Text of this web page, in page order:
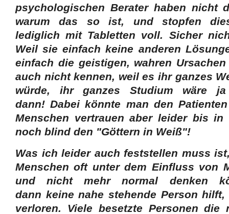
psychologischen Berater haben nicht
warum das so ist, und stopfen
lediglich mit Tabletten voll. Sicher
Weil sie einfach keine anderen
einfach die geistigen, wahren
auch nicht kennen, weil es ihr ganzes
würde, ihr ganzes Studium wäre ja
dann! Dabei könnte man den
Menschen vertrauen aber leider bis in
noch blind den "Göttern in Weiß"!
Was ich leider auch feststellen muss
Menschen oft unter dem Einfluss von
und nicht mehr normal denken
dann keine nahe stehende Person
verloren. Viele besetzte Personen die